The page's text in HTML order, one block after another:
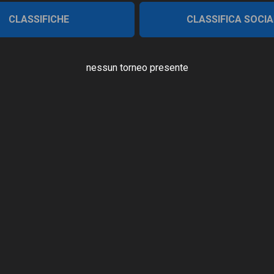
CLASSIFICHE CLASSIFICA
nessun torneo presente